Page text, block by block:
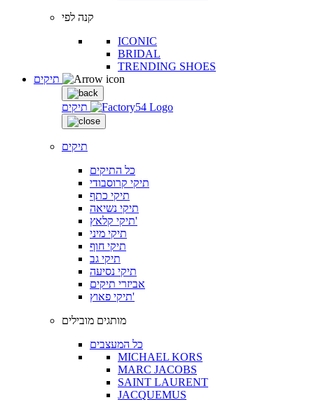
קנה לפי
ICONIC
BRIDAL
TRENDING SHOES
תיקים
תיקים
כל התיקים
תיקי קרוסבודי
תיקי כתף
תיקי נשיאה
תיקי קלאץ'
תיקי מיני
תיקי חוף
תיקי גב
תיקי נסיעה
אביזרי תיקים
תיקי פאוץ'
מותגים מובילים
כל המעצבים
MICHAEL KORS
MARC JACOBS
SAINT LAURENT
JACQUEMUS